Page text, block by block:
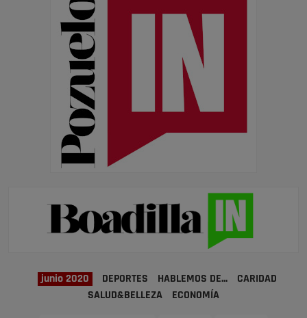
junio 2020 DEPORTES HABLEMOS DE...
CARIDAD
SALUD&BELLEZA
ECONOMÍA